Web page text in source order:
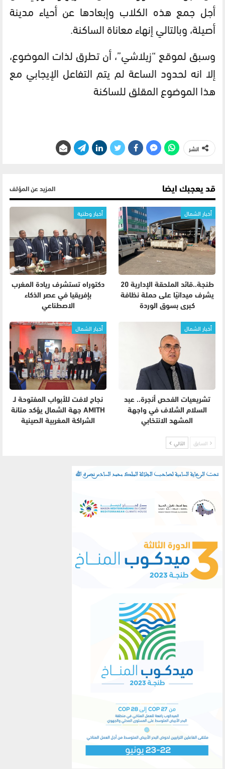
أجل جمع هذه الكلاب وإبعادها عن أحياء مدينة
أصيلة، وبالتالي إنهاء معاناة الساكنة.
وسبق لموقع “زيلاشي”، أن تطرق لذات الموضوع،
إلا انه لحدود الساعة لم يتم التفاعل الإيجابي مع
هذا الموضوع المقلق للساكنة
انشر
قد يعجبك ايضا المزيد عن المؤلف
أخبار الشمال
طنجة..قائد الملحقة الإدارية 20
يشرف ميدانيًا على حملة نظافة
كبرى بسوق الوردة
أخبار وطنية
دكتوراه تستشرف ريادة المغرب
بإفريقيا في عصر الذكاء
الاصطناعي
أخبار الشمال
تشريعيات الفحص أنجرة.. عبد
السلام الشلاف في واجهة
المشهد الانتخابي
أخبار الشمال
نجاح لافت للأبواب المفتوحة لـ
AMITH جهة الشمال يؤكد متانة
الشراكة المغربية الصينية
السابق التالي